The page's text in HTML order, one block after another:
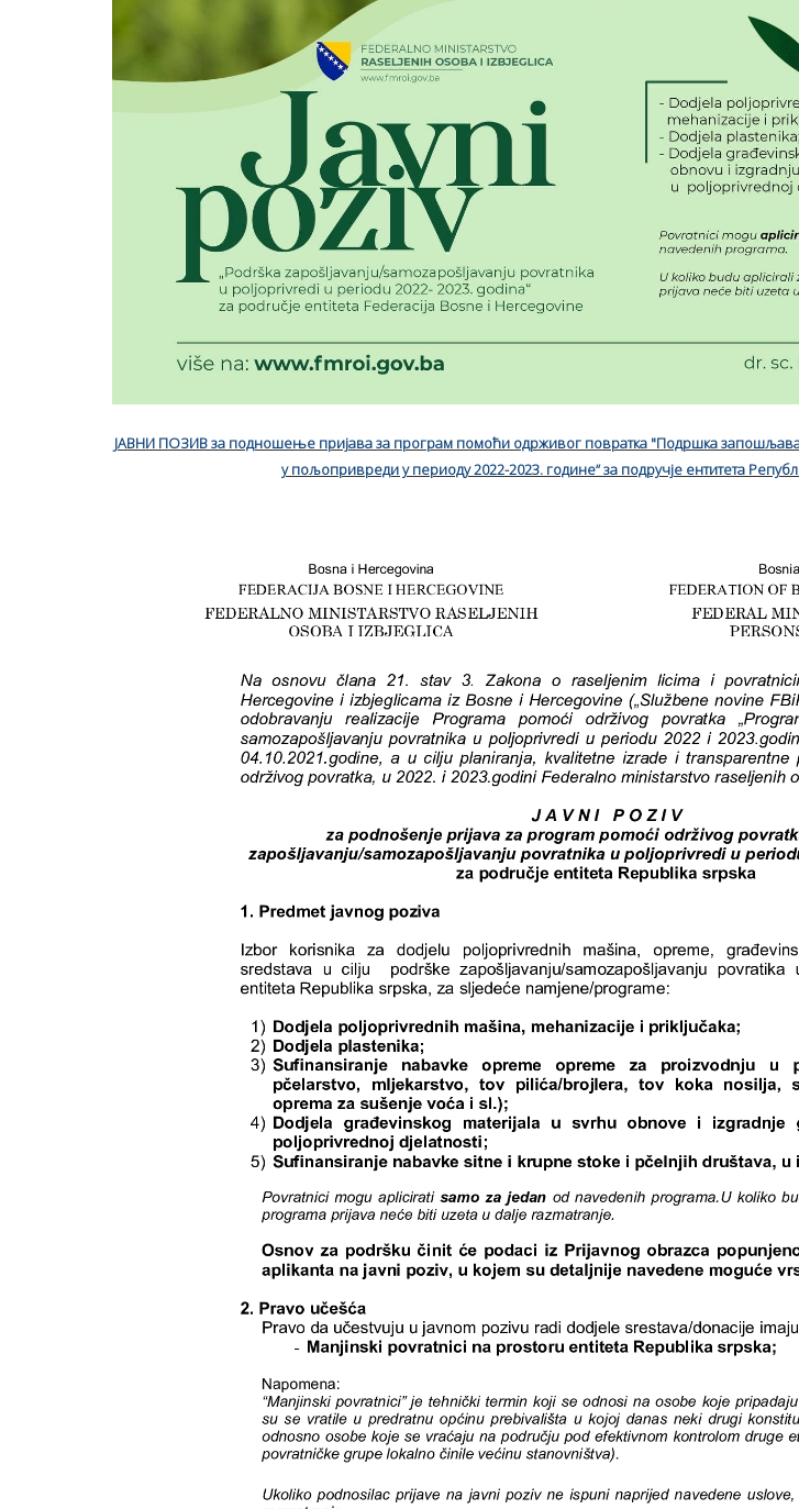
ЈАВНИ ПОЗИВ за подношење пријава за програм помоћи одрживог повратка "Подршка
у пољопривреди у периоду 2022-2023. године“ за подручје ентитета